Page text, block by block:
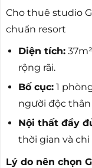
Cho thuê studio
chuẩn resort
Diện tích:
rộng rãi.
Bố cục:1
người độc thân
Nội thất đầy
thời gian và chi
Lý do nên chọn